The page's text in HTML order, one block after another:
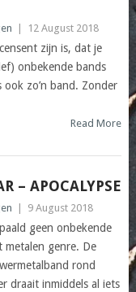
12 August 2018
zijn is, dat je
onbekende bands
zo’n band. Zonder
Read More
– APOCALYPSE
9 August 2018
geen onbekende
metalen genre. De
rond
draait inmiddels al iets